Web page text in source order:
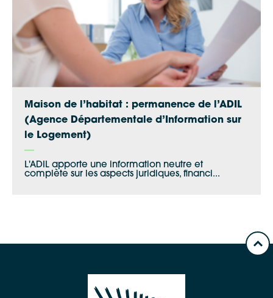
Maison de l’habitat : permanence de l’ADIL
(Agence Départementale d’Information sur
le Logement)
L'ADIL apporte une information neutre et
complète sur les aspects juridiques, financi...